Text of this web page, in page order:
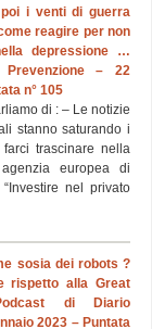
i venti di guerra
reagire per non
depressione …
– 22
n° 105
di : – Le notizie
stanno saturando i
trascinare nella
europea di
nel privato
sosia dei robots ?
rispetto alla Great
di Diario
2023 – Puntata